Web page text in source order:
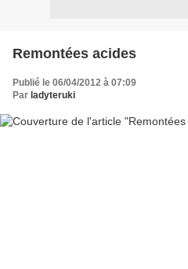
Remontées acides
Publié le 06/04/2012 à 07:09
Par ladyteruki